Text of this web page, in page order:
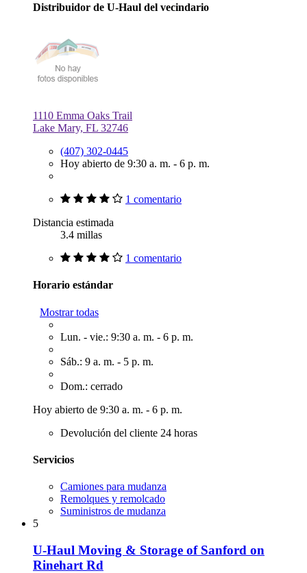
Distribuidor de U-Haul del vecindario
1110 Emma Oaks Trail
Lake Mary, FL 32746
(407) 302-0445
Hoy abierto de 9:30 a. m. - 6 p. m.
1 comentario
Distancia estimada
3.4 millas
1 comentario
Horario estándar
Mostrar todas
Lun. - vie.: 9:30 a. m. - 6 p. m.
Sáb.: 9 a. m. - 5 p. m.
Dom.: cerrado
Hoy abierto de 9:30 a. m. - 6 p. m.
Devolución del cliente 24 horas
Servicios
Camiones para mudanza
Remolques y remolcado
Suministros de mudanza
5
U-Haul Moving & Storage of Sanford on
Rinehart Rd